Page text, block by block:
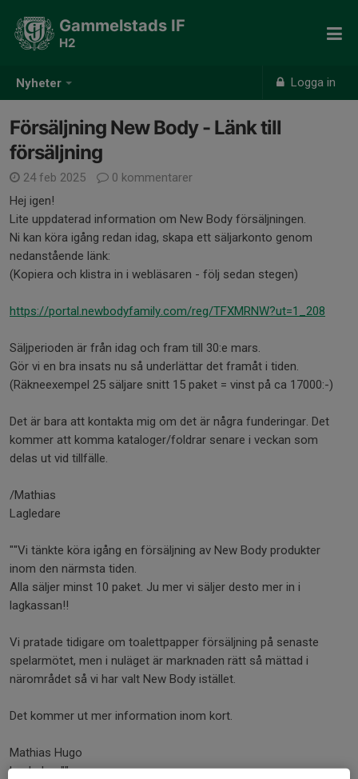
Nyheter Logga in
Gammelstads IF
H2
Försäljning New Body - Länk till
försäljning
24 feb 2025
0 kommentarer
Hej igen!
Lite uppdaterad information om New Body försäljningen.
Ni kan köra igång redan idag, skapa ett säljarkonto genom
nedanstående länk:
(Kopiera och klistra in i webläsaren - följ sedan stegen)
https://portal.newbodyfamily.com/reg/TFXMRNW?ut=1_208
Säljperioden är från idag och fram till 30:e mars.
Gör vi en bra insats nu så underlättar det framåt i tiden.
(Räkneexempel 25 säljare snitt 15 paket = vinst på ca 17000:-)
Det är bara att kontakta mig om det är några funderingar. Det
kommer att komma kataloger/foldrar senare i veckan som
delas ut vid tillfälle.
/Mathias
Lagledare
""Vi tänkte köra igång en försäljning av New Body produkter
inom den närmsta tiden.
Alla säljer minst 10 paket. Ju mer vi säljer desto mer in i
lagkassan!!
Vi pratade tidigare om toalettpapper försäljning på senaste
spelarmötet, men i nuläget är marknaden rätt så mättad i
närområdet så vi har valt New Body istället.
Det kommer ut mer information inom kort.
Mathias Hugo
Lagledare""